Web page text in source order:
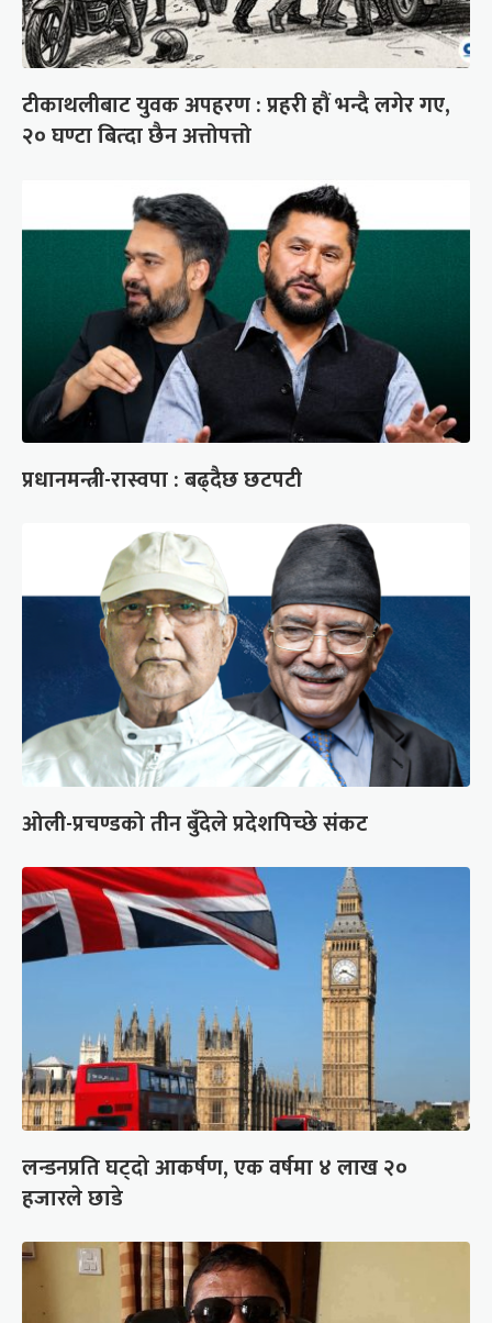
टीकाथलीबाट युवक अपहरण : प्रहरी हौं भन्दै लगेर गए,
२० घण्टा बित्दा छैन अत्तोपत्तो
प्रधानमन्त्री-रास्वपा : बढ्दैछ छटपटी
ओली-प्रचण्डको तीन बुँदेले प्रदेशपिच्छे संकट
लन्डनप्रति घट्दो आकर्षण, एक वर्षमा ४ लाख २०
हजारले छाडे